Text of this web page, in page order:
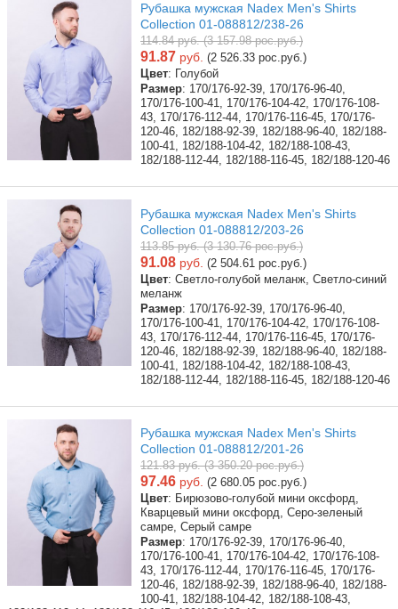
Рубашка мужская Nadex Men's Shirts
Collection 01-088812/238-26
114.84 руб. (3 157.98 рос.руб.)
91.87 руб. (2 526.33 рос.руб.)
Цвет: Голубой
Размер: 170/176-92-39, 170/176-96-40,
170/176-100-41, 170/176-104-42, 170/176-108-
43, 170/176-112-44, 170/176-116-45, 170/176-
120-46, 182/188-92-39, 182/188-96-40, 182/188-
100-41, 182/188-104-42, 182/188-108-43,
182/188-112-44, 182/188-116-45, 182/188-120-46
Рубашка мужская Nadex Men's Shirts
Collection 01-088812/203-26
113.85 руб. (3 130.76 рос.руб.)
91.08 руб. (2 504.61 рос.руб.)
Цвет: Светло-голубой меланж, Светло-синий
меланж
Размер: 170/176-92-39, 170/176-96-40,
170/176-100-41, 170/176-104-42, 170/176-108-
43, 170/176-112-44, 170/176-116-45, 170/176-
120-46, 182/188-92-39, 182/188-96-40, 182/188-
100-41, 182/188-104-42, 182/188-108-43,
182/188-112-44, 182/188-116-45, 182/188-120-46
Рубашка мужская Nadex Men's Shirts
Collection 01-088812/201-26
121.83 руб. (3 350.20 рос.руб.)
97.46 руб. (2 680.05 рос.руб.)
Цвет: Бирюзово-голубой мини оксфорд,
Кварцевый мини оксфорд, Серо-зеленый
самре, Серый самре
Размер: 170/176-92-39, 170/176-96-40,
170/176-100-41, 170/176-104-42, 170/176-108-
43, 170/176-112-44, 170/176-116-45, 170/176-
120-46, 182/188-92-39, 182/188-96-40, 182/188-
100-41, 182/188-104-42, 182/188-108-43,